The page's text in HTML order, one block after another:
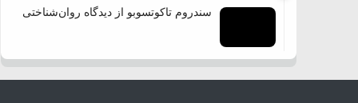
سندروم تاکوتسوبو از دیدگاه روان‌شناختی